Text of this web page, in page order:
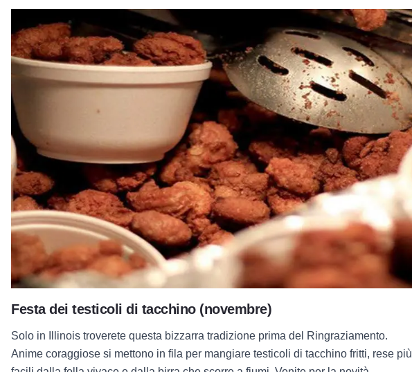
Festa dei testicoli di tacchino (novembre)
Solo in Illinois troverete questa bizzarra tradizione prima del Ringraziamento.
Anime coraggiose si mettono in fila per mangiare testicoli di tacchino fritti, rese più
Festa dei testicoli di tacchino (novembre)